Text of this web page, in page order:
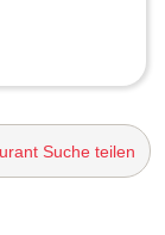
Suche teilen